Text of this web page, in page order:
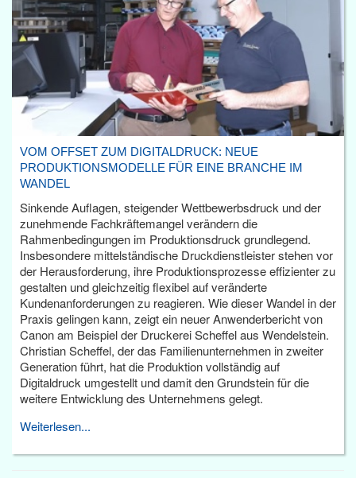
VOM OFFSET ZUM DIGITALDRUCK: NEUE
PRODUKTIONSMODELLE FÜR EINE BRANCHE IM
WANDEL
Sinkende Auflagen, steigender Wettbewerbsdruck und der
zunehmende Fachkräftemangel verändern die
Rahmenbedingungen im Produktionsdruck grundlegend.
Insbesondere mittelständische Druckdienstleister stehen vor
der Herausforderung, ihre Produktionsprozesse effizienter zu
gestalten und gleichzeitig flexibel auf veränderte
Kundenanforderungen zu reagieren. Wie dieser Wandel in der
Praxis gelingen kann, zeigt ein neuer Anwenderbericht von
Canon am Beispiel der Druckerei Scheffel aus Wendelstein.
Christian Scheffel, der das Familienunternehmen in zweiter
Generation führt, hat die Produktion vollständig auf
Digitaldruck umgestellt und damit den Grundstein für die
weitere Entwicklung des Unternehmens gelegt.
Weiterlesen...